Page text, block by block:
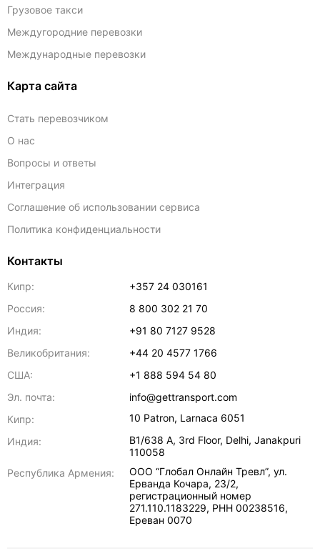
Грузовое такси
Междугородние перевозки
Международные перевозки
Карта сайта
Стать перевозчиком
О нас
Вопросы и ответы
Интеграция
Соглашение об использовании сервиса
Политика конфиденциальности
Контакты
Кипр:
+357 24 030161
Россия:
8 800 302 21 70
Индия:
+91 80 7127 9528
Великобритания:
+44 20 4577 1766
США:
+1 888 594 54 80
Эл. почта:
info@gettransport.com
Кипр:
10 Patron, Larnaca 6051
Индия:
B1/638 A, 3rd Floor, Delhi,Janakpuri
110058
Республика Армения:
ООО “Глобал Онлайн Тревл”, ул.
Ерванда Кочара, 23/2,
регистрационный номер
271.110.1183229, РНН 00238516,
Ереван 0070